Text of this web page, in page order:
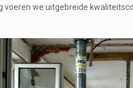
voeren we uitgebreide